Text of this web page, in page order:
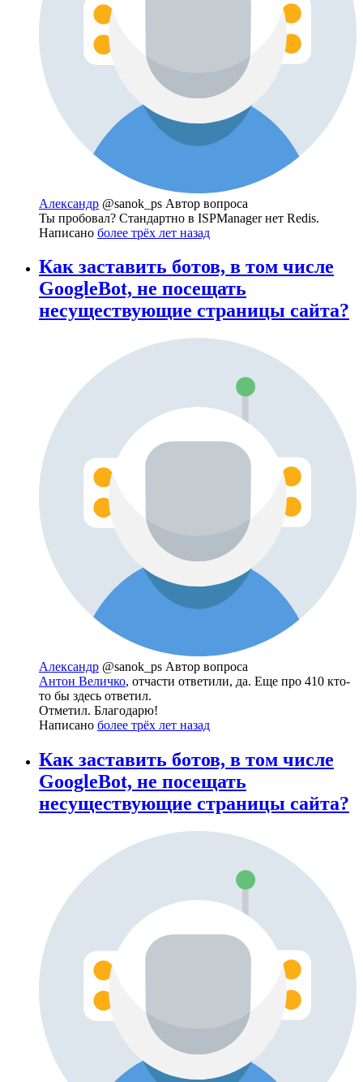
Александр @sanok_ps Автор вопроса
Ты пробовал? Стандартно в ISPManager нет Redis.
Написано более трёх лет назад
Как заставить ботов, в том числе
GoogleBot, не посещать
несуществующие страницы сайта?
Александр @sanok_ps Автор вопроса
Антон Величко, отчасти ответили, да. Еще про 410 кто-
то бы здесь ответил.
Отметил. Благодарю!
Написано более трёх лет назад
Как заставить ботов, в том числе
GoogleBot, не посещать
несуществующие страницы сайта?